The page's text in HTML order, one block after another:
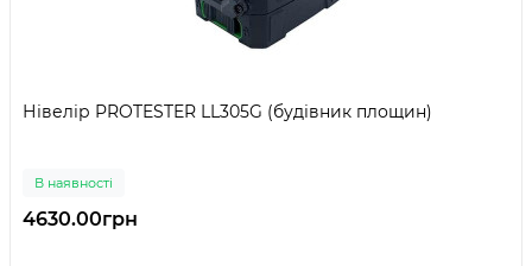
Нівелір PROTESTER LL305G (будівник площин)
В наявності
4630.00грн